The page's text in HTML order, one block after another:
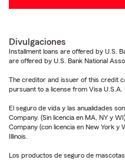
Divulgaciones
Installment loans are offered by U.S.
are offered by U.S. Bank National
The creditor and issuer of this credit
pursuant to a license from Visa U.S.A.
El seguro de vida y las anualidades
Company. (Sin licencia en MA, NY y
Company (con licencia en New York y
Illinois.
Los productos de seguro de